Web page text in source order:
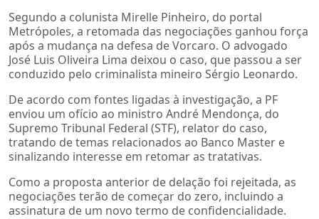
Segundo a colunista Mirelle Pinheiro, do portal
Metrópoles, a retomada das negociações ganhou força
após a mudança na defesa de Vorcaro. O advogado
José Luis Oliveira Lima deixou o caso, que passou a ser
conduzido pelo criminalista mineiro Sérgio Leonardo.
De acordo com fontes ligadas à investigação, a PF
enviou um ofício ao ministro André Mendonça, do
Supremo Tribunal Federal (STF), relator do caso,
tratando de temas relacionados ao Banco Master e
sinalizando interesse em retomar as tratativas.
Como a proposta anterior de delação foi rejeitada, as
negociações terão de começar do zero, incluindo a
assinatura de um novo termo de confidencialidade.